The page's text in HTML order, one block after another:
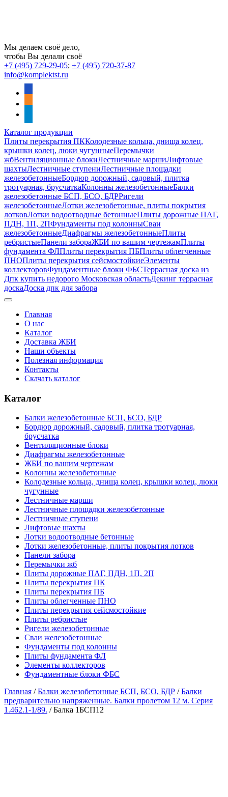
Мы делаем своё дело,
чтобы Вы делали своё
+7 (495) 729-29-05; +7 (495) 720-37-87
info@komplektst.ru
Каталог продукции
Плиты перекрытия ПККолодезные кольца, днища колец,
крышки колец, люки чугунныеПеремычки
жбВентиляционные блокиЛестничные маршиЛифтовые
шахтыЛестничные ступениЛестничные площадки
железобетонныеБордюр дорожный, садовый, плитка
тротуарная, брусчаткаКолонны железобетонныеБалки
железобетонные БСП, БСО, БДРРигели
железобетонныеЛотки железобетонные, плиты покрытия
лотковЛотки водоотводные бетонныеПлиты дорожные ПАГ,
ПДН, 1П, 2ПФундаменты под колонныСваи
железобетонныеДиафрагмы железобетонныеПлиты
ребристыеПанели забораЖБИ по вашим чертежамПлиты
фундамента ФЛПлиты перекрытия ПБПлиты облегченные
ПНОПлиты перекрытия сейсмостойкиеЭлементы
коллекторовФундаментные блоки ФБСТеррасная доска из
Дпк купить недорого Московская областьДекинг террасная
доскаДоска дпк для забора
Главная
О нас
Каталог
Доставка ЖБИ
Наши объекты
Полезная информация
Контакты
Скачать каталог
Каталог
Балки железобетонные БСП, БСО, БДР
Бордюр дорожный, садовый, плитка тротуарная,
брусчатка
Вентиляционные блоки
Диафрагмы железобетонные
ЖБИ по вашим чертежам
Колонны железобетонные
Колодезные кольца, днища колец, крышки колец, люки
чугунные
Лестничные марши
Лестничные площадки железобетонные
Лестничные ступени
Лифтовые шахты
Лотки водоотводные бетонные
Лотки железобетонные, плиты покрытия лотков
Панели забора
Перемычки жб
Плиты дорожные ПАГ, ПДН, 1П, 2П
Плиты перекрытия ПК
Плиты перекрытия ПБ
Плиты облегченные ПНО
Плиты перекрытия сейсмостойкие
Плиты ребристые
Ригели железобетонные
Сваи железобетонные
Фундаменты под колонны
Плиты фундамента ФЛ
Элементы коллекторов
Фундаментные блоки ФБС
Главная /Балки железобетонные БСП, БСО, БДР /Балки
предварительно напряженные. Балки пролетом 12 м. Серия
1.462.1-1/89. / Балка 1БСП12